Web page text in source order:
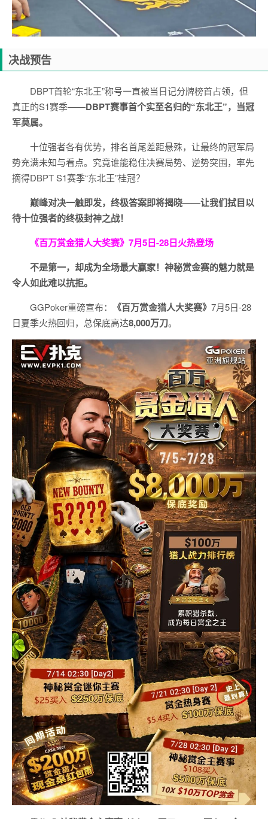
决战预告
DBPT首轮“东北王”称号一直被当日记分牌榜首占领，但
真正的S1赛季——DBPT赛事首个实至名归的“东北王”，当冠
军莫属。
十位强者各有优势，排名首尾差距悬殊，让最终的冠军局
势充满未知与看点。究竟谁能稳住决赛局势、逆势突围，率先
摘得DBPT S1赛季“东北王”桂冠？
巅峰对决一触即发，终极答案即将揭晓——让我们拭目以
待十位强者的终极封神之战！
《百万赏金猎人大奖赛》 7月5日-28日火热登场
不是第一，却成为全场最大赢家！神秘赏金赛的魅力就是
令人如此难以抗拒。
GGPoker重磅宣布： 《百万赏金猎人大奖赛》 7月5日-28
日夏季火热回归，总保底高达8,000万刀。